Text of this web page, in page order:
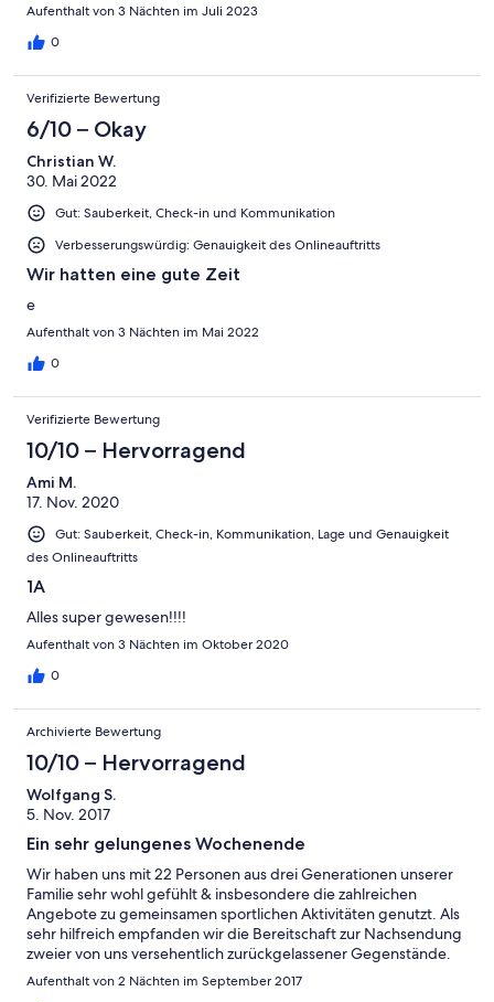
Aufenthalt von 3 Nächten im Juli 2023
0
Verifizierte Bewertung
6/10 – Okay
Christian W.
30. Mai 2022
Gut: Sauberkeit, Check-in und Kommunikation
Verbesserungswürdig: Genauigkeit des Onlineauftritts
Wir hatten eine gute Zeit
e
Aufenthalt von 3 Nächten im Mai 2022
0
Verifizierte Bewertung
10/10 – Hervorragend
Ami M.
17. Nov. 2020
Gut: Sauberkeit, Check-in, Kommunikation, Lage und Genauigkeit
des Onlineauftritts
1A
Alles super gewesen!!!!
Aufenthalt von 3 Nächten im Oktober 2020
0
Archivierte Bewertung
10/10 – Hervorragend
Wolfgang S.
5. Nov. 2017
Ein sehr gelungenes Wochenende
Wir haben uns mit 22 Personen aus drei Generationen unserer
Familie sehr wohl gefühlt & insbesondere die zahlreichen
Angebote zu gemeinsamen sportlichen Aktivitäten genutzt. Als
sehr hilfreich empfanden wir die Bereitschaft zur Nachsendung
zweier von uns versehentlich zurückgelassener Gegenstände.
Aus unserer Sicht empfehlenswert ...
Aufenthalt von 2 Nächten im September 2017